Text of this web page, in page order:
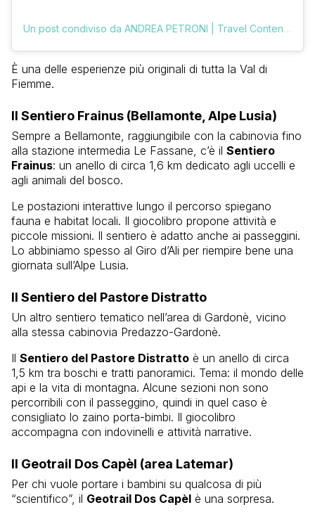
Un post condiviso da ANDREA PETRONI | Travel Content Creator (@vologratis)
È una delle esperienze più originali di tutta la Val di
Fiemme.
Il Sentiero Frainus (Bellamonte, Alpe Lusia)
Sempre a Bellamonte, raggiungibile con la cabinovia fino
alla stazione intermedia Le Fassane, c’è il Sentiero
Frainus: un anello di circa 1,6 km dedicato agli uccelli e
agli animali del bosco.
Le postazioni interattive lungo il percorso spiegano
fauna e habitat locali. Il giocolibro propone attività e
piccole missioni. Il sentiero è adatto anche ai passeggini.
Lo abbiniamo spesso al Giro d’Ali per riempire bene una
giornata sull’Alpe Lusia.
Il Sentiero del Pastore Distratto
Un altro sentiero tematico nell’area di Gardonè, vicino
alla stessa cabinovia Predazzo-Gardonè.
Il Sentiero del Pastore Distratto è un anello di circa
1,5 km tra boschi e tratti panoramici. Tema: il mondo delle
api e la vita di montagna. Alcune sezioni non sono
percorribili con il passeggino, quindi in quel caso è
consigliato lo zaino porta-bimbi. Il giocolibro
accompagna con indovinelli e attività narrative.
Il Geotrail Dos Capèl (area Latemar)
Per chi vuole portare i bambini su qualcosa di più
“scientifico”, il Geotrail Dos Capèl è una sorpresa.